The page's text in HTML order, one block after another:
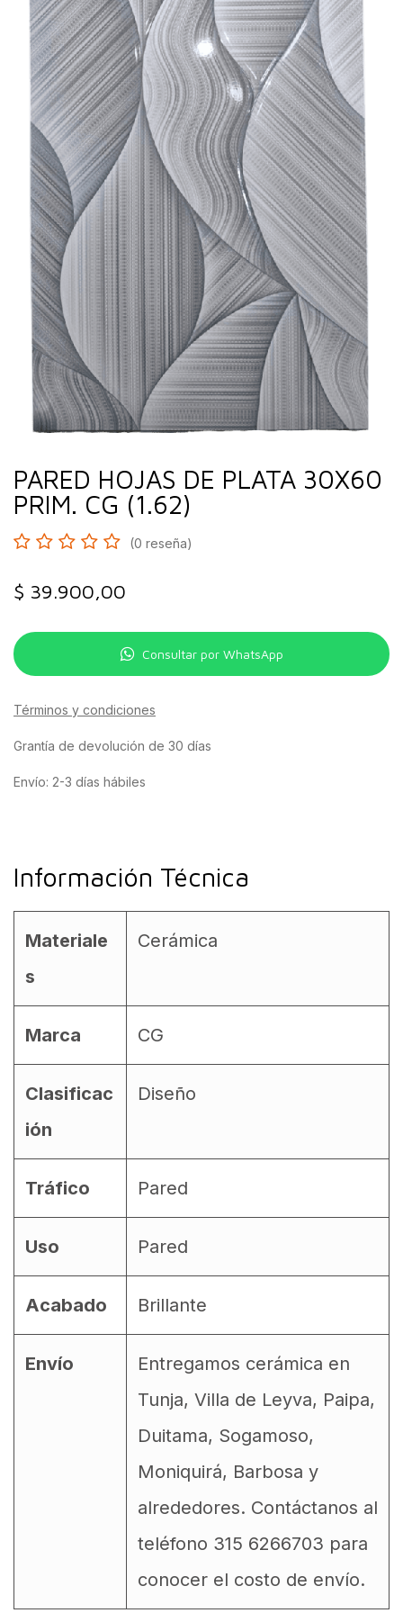
PARED HOJAS DE PLATA 30X60
PRIM. CG (1.62)
(0 reseña)
$ 39.900,00
Consultar por WhatsApp
Términos y condiciones
Grantía de devolución de 30 días
Envío: 2-3 días hábiles
Información Técnica
Materiale
s
Cerámica
Marca CG
Clasificac
ión
Diseño
Tráfico Pared
Uso Pared
Acabado Brillante
Envío
Entregamos cerámica en
Tunja, Villa de Leyva, Paipa,
Duitama, Sogamoso,
Moniquirá, Barbosa y
alrededores. Contáctanos al
teléfono 315 6266703 para
conocer el costo de envío.